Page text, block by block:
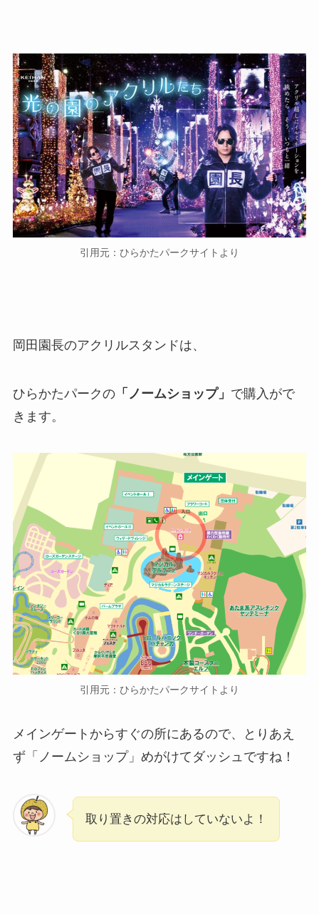
引用元：ひらかたパークサイトより
岡田園長のアクリルスタンドは、
ひらかたパークの「ノームショップ」 で購入がで
きます。
引用元：ひらかたパークサイトより
メインゲートからすぐの所にあるので、とりあえ
ず「ノームショップ」めがけてダッシュですね！
取り置きの対応はしていないよ！